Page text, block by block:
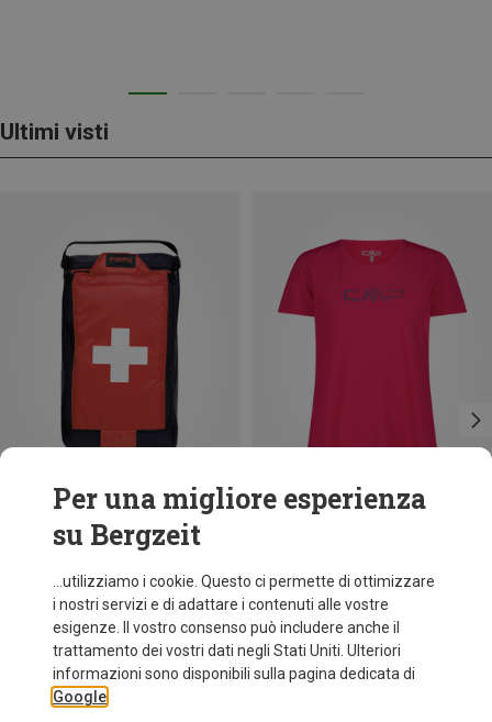
Ultimi visti
Risparmi 14%
CMP
Maglietta funzionale Print donna
9,95 €
Per una migliore esperienza
su Bergzeit
...utilizziamo i cookie. Questo ci permette di ottimizzare
i nostri servizi e di adattare i contenuti alle vostre
esigenze. Il vostro consenso può includere anche il
trattamento dei vostri dati negli Stati Uniti. Ulteriori
informazioni sono disponibili sulla pagina dedicata di
Google